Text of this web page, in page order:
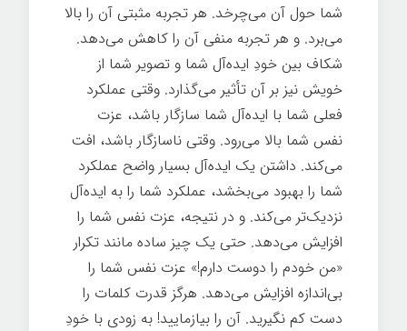
شما حول آن می‌چرخد. هر تجربه مثبتی آن را بالا
می‌برد. و هر تجربه منفی آن را کاهش می‌دهد.
شکاف بین خودِ ایده‌آل شما و تصویر شما از
خویش نیز بر آن تأثیر می‌گذارد. وقتی عملکرد
فعلی شما با ایده‌آل شما سازگار باشد، عزت
نفس شما بالا می‌رود. وقتی ناسازگار باشد، افت
می‌کند. داشتن یک ایده‌آل بسیار واضح عملکرد
شما را بهبود می‌بخشد، عملکرد شما را به ایده‌آل
نزدیک‌تر می‌کند. و در نتیجه، عزت نفس شما را
افزایش می‌دهد. حتی یک چیز ساده مانند تکرار
«من خودم را دوست دارم!» عزت نفس شما را
بی‌اندازه افزایش می‌دهد. هرگز قدرت کلمات را
دست کم نگیرید. آن را بیازمایید! به زودی با خودِ